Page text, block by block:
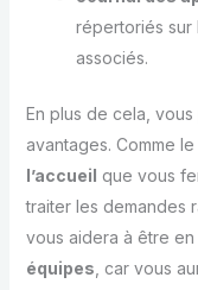
répertoriés sur
associés.
En plus de cela,
avantages. Comme
l’accueil que vous
traiter les demandes
vous aidera à être en
équipes , car vous